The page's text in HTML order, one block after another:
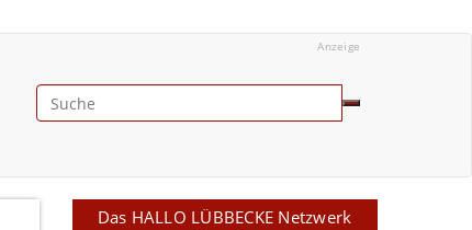
Anzeige
Das HALLO LÜBBECKE Netzwerk